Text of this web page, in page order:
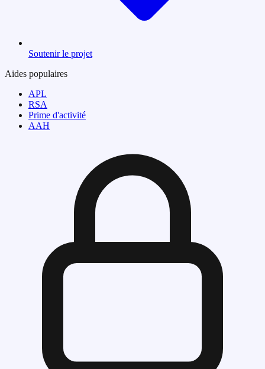
Soutenir le projet
Aides populaires
APL
RSA
Prime d'activité
AAH